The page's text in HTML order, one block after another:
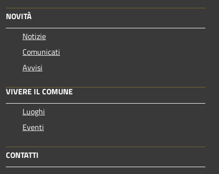
NOVITÀ
Notizie
Comunicati
Avvisi
VIVERE IL COMUNE
Luoghi
Eventi
CONTATTI